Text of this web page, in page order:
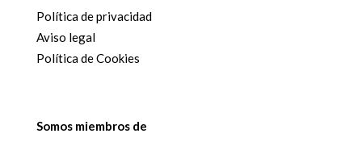
Política de privacidad
Aviso legal
Política de Cookies
Somos miembros de